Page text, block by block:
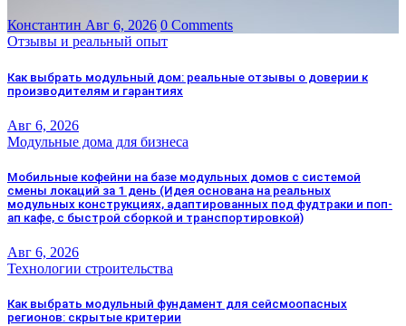
Константин Авг 6, 2026 0 Comments
Отзывы и реальный опыт
Как выбрать модульный дом: реальные отзывы о доверии к
производителям и гарантиях
Авг 6, 2026
Модульные дома для бизнеса
Мобильные кофейни на базе модульных домов с системой
смены локаций за 1 день (Идея основана на реальных
модульных конструкциях, адаптированных под фудтраки и поп-
ап кафе, с быстрой сборкой и транспортировкой)
Авг 6, 2026
Технологии строительства
Как выбрать модульный фундамент для сейсмоопасных
регионов: скрытые критерии